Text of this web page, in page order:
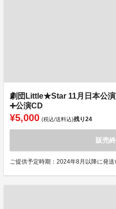
劇団Little★Star 11月日本公
➕公演CD
¥5,000 (税込/送料込)残り24
販売
ご提供予定時期：2024年8月以降に発